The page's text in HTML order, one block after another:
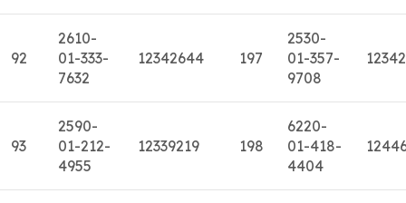
92
2610-
01-333-
7632
12342644 197
2530-
01-357-
9708
93
2590-
01-212-
4955
12339219 198
6220-
01-418-
4404